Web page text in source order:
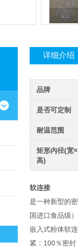
详细介绍
品牌
是否可定制
耐温范围
矩形内径(宽×
高)
软连接
是一种新型的
国进口食品级
嵌入式粉体软
紧：100％密